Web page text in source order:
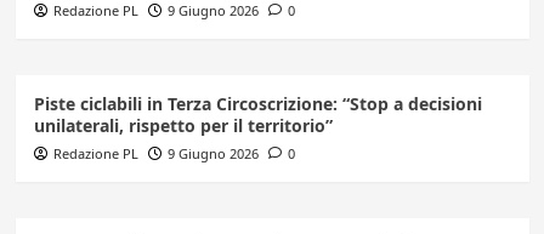
Redazione PL 9 Giugno 2026 0
Piste ciclabili in Terza Circoscrizione: “Stop a decisioni
unilaterali, rispetto per il territorio”
Redazione PL 9 Giugno 2026 0